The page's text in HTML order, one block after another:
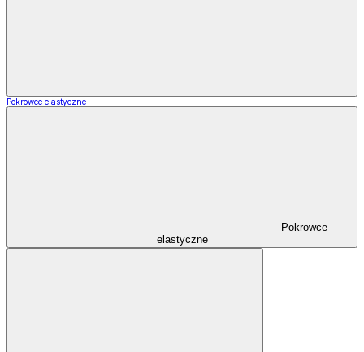
Pokrowce elastyczne
Pokrowce
elastyczne